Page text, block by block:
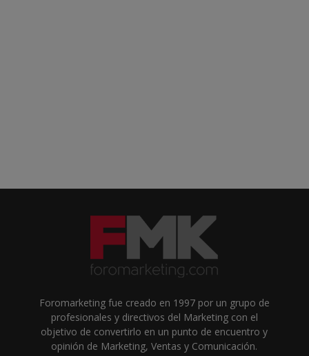
Foromarketing fue creado en 1997 por un grupo de
profesionales y directivos del Marketing con el
objetivo de convertirlo en un punto de encuentro y
opinión de Marketing, Ventas y Comunicación.